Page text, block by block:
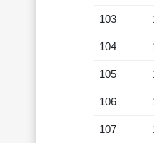
103
104
105
106
107